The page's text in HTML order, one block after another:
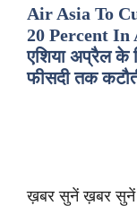
Air Asia To
20 Percent In
एशिया अप्रैल के
फीसदी तक
ख़बर सुनें ख़बर सुनें